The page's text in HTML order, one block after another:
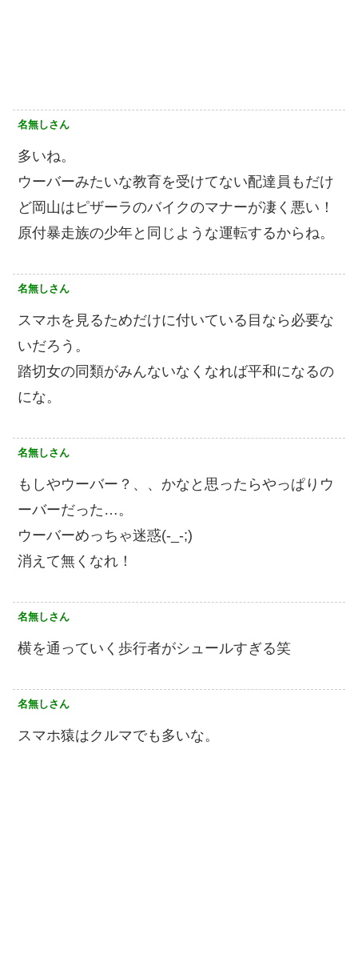
名無しさん
多いね。
ウーバーみたいな教育を受けてない配達員もだけ
ど岡山はピザーラのバイクのマナーが凄く悪い！
原付暴走族の少年と同じような運転するからね。
名無しさん
スマホを見るためだけに付いている目なら必要な
いだろう。
踏切女の同類がみんないなくなれば平和になるの
にな。
名無しさん
もしやウーバー？、、かなと思ったらやっぱりウ
ーバーだった…。
ウーバーめっちゃ迷惑(-_-;)
消えて無くなれ！
名無しさん
横を通っていく歩行者がシュールすぎる笑
名無しさん
スマホ猿はクルマでも多いな。